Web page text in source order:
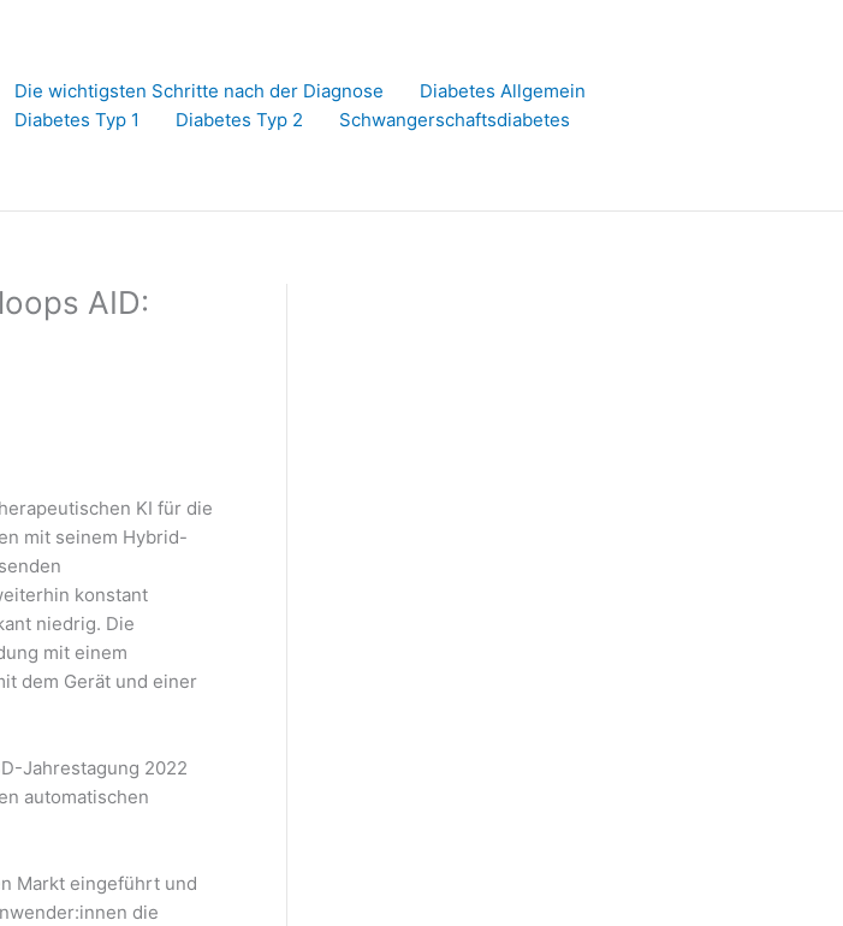
Die wichtigsten Schritte nach der Diagnose
Diabetes Allgemein
Diabetes Typ 1
Diabetes Typ 2 Schwangerschaftsdiabetes
AID:
KI für die
mit seinem Hybrid-
konstant
niedrig. Die
mit einem
dem Gerät und einer
Jahrestagung 2022
automatischen
Markt eingeführt und
die